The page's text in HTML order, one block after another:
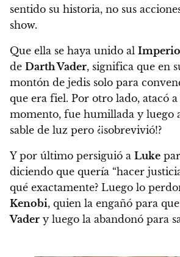
sentido su historia, no sus
show.
Que ella se haya unido al Imperio
de Darth Vader, significa que en
montón de jedis solo para
que era fiel. Por otro lado, atacó a
momento, fue humillada y luego
sable de luz pero ¿¡sobrevivió!?
Y por último persiguió a Luke
diciendo que quería “hacer
qué exactamente? Luego lo
Kenobi, quien la engañó para
Vader y luego la abandonó para